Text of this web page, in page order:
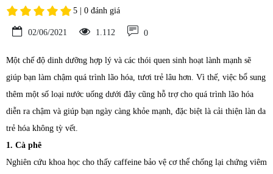
5 | 0 đánh giá
02/06/2021 1.112 0
Một chế độ dinh dưỡng hợp lý và các thói quen sinh hoạt lành mạnh sẽ
giúp bạn làm chậm quá trình lão hóa, tươi trẻ lâu hơn. Vì thế, việc bổ sung
thêm một số loại nước uống dưới đây cũng hỗ trợ cho quá trình lão hóa
diễn ra chậm và giúp bạn ngày càng khỏe mạnh, đặc biệt là cải thiện làn da
trẻ hóa không tỳ vết.
1. Cà phê
Nghiên cứu khoa học cho thấy caffeine bảo vệ cơ thể chống lại chứng viêm